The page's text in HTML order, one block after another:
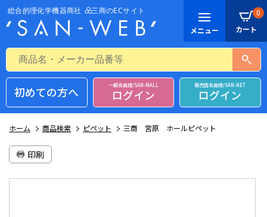
0
初めての方へ 一般会員様/SAN-MALL
ログイン
販売店会員様/SAN-NET
ログイン
ホーム 商品検索 ピペット 三商 宮原 ホールピペット
印刷